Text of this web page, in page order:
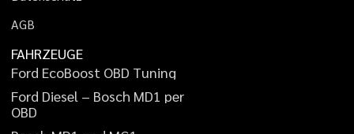
AGB
FAHRZEUGE
Ford EcoBoost OBD Tuning
Ford Diesel – Bosch MD1 per
OBD